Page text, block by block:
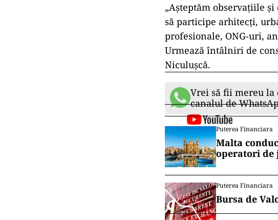
„Așteptăm observațiile
să participe arhitecți,
profesionale, ONG-uri,
Urmează întâlniri de
Niculușcă.
Vrei să fii mereu la
canalul de
Puterea Financiara
Malta
operatori de
Puterea Financiara
Bursa de